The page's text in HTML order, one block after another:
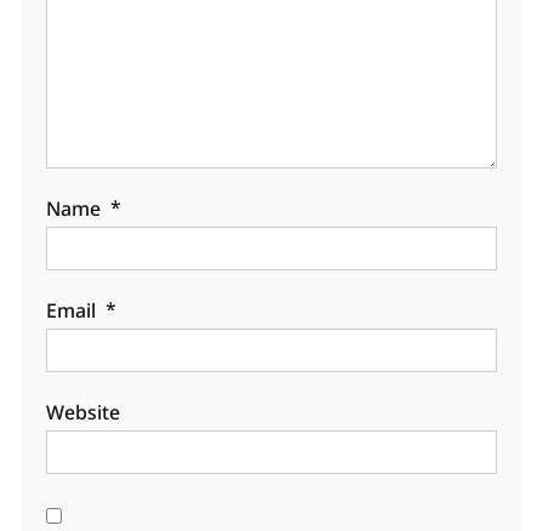
Name *
Email *
Website